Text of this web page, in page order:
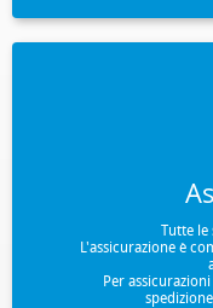
Tutte le
L'assicurazione è
Per